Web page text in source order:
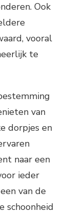
Ook
vooral
te
van
dorpjes en
naar een
ieder
van de
schoonheid